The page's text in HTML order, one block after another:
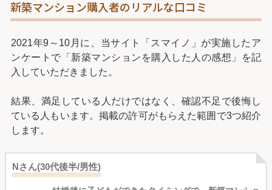
新築マンション購入者のリアルな口コミ
2021年9～10月に、当サイト「スマイノ」が実施したア
ンケートで「新築マンションを購入した人の感想」を記
入していただきました。
結果、満足している人だけではなく、確認不足で後悔し
ている人もいます。掲載の許可がもらえた範囲で3つ紹介
します。
Nさん(30代後半/男性)